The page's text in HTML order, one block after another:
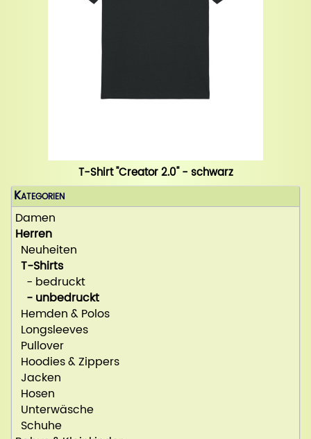
T-Shirt "Creator 2.0" - schwarz
Kategorien
Damen
Herren
Neuheiten
T-Shirts
- bedruckt
- unbedruckt
Hemden & Polos
Longsleeves
Pullover
Hoodies & Zippers
Jacken
Hosen
Unterwäsche
Schuhe